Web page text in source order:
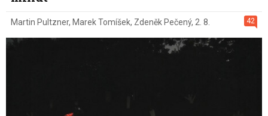
42
Martin Pultzner, Marek Tomíšek, Zdeněk Pečený, 2. 8.